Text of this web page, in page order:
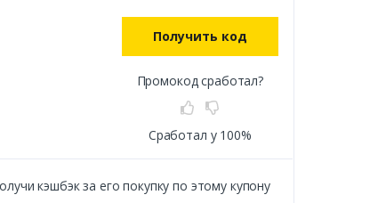
Получить код
Промокод сработал?
Сработал у 100%
кэшбэк за его покупку по этому купону